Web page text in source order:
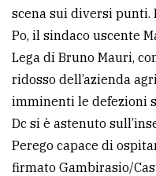
scena sui diversi punti.
Po, il sindaco uscente
Lega di Bruno Mauri,
ridosso dell’azienda
imminenti le defezioni
Dc si è astenuto
Perego capace di
firmato Gambirasio/